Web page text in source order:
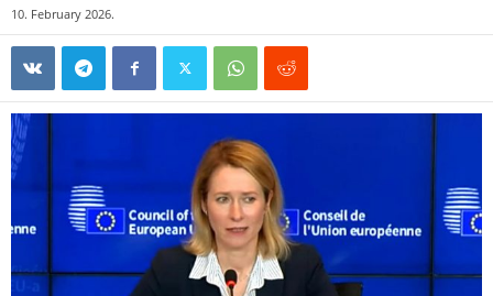
10. February 2026.